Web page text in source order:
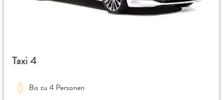
Taxi 4
Bis zu 4 Personen